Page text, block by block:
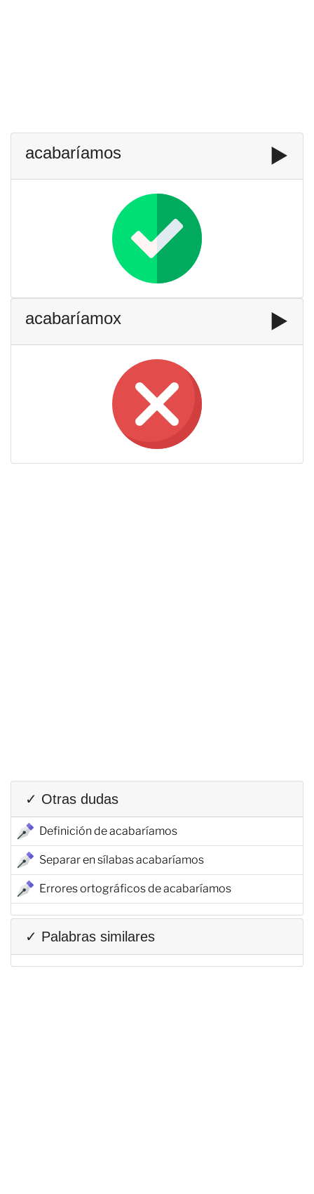
acabaríamos ▶️
acabaríamox ▶️
✓ Otras dudas
Definición de acabaríamos
Separar en sílabas acabaríamos
Errores ortográficos de acabaríamos
✓ Palabras similares